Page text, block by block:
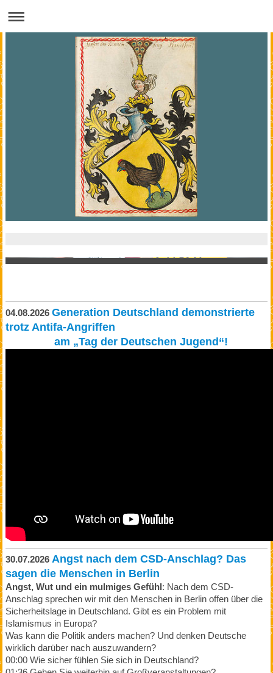
04.08.2026 Generation Deutschland demonstrierte
trotz Antifa-Angriffen
am „Tag der Deutschen Jugend“!
30.07.2026 Angst nach dem CSD-Anschlag? Das
sagen die Menschen in Berlin
Angst, Wut und ein mulmiges Gefühl: Nach dem CSD-
Anschlag sprechen wir mit den Menschen in Berlin offen über die
Sicherheitslage in Deutschland. Gibt es ein Problem mit
Islamismus in Europa?
Was kann die Politik anders machen? Und denken Deutsche
wirklich darüber nach auszuwandern?
00:00 Wie sicher fühlen Sie sich in Deutschland?